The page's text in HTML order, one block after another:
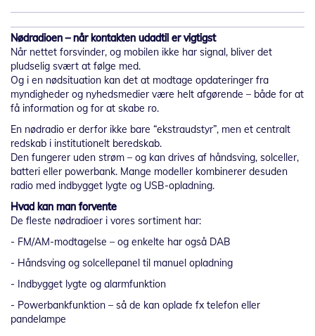
Nødradioen – når kontakten udadtil er vigtigst
Når nettet forsvinder, og mobilen ikke har signal, bliver det
pludselig svært at følge med.
Og i en nødsituation kan det at modtage opdateringer fra
myndigheder og nyhedsmedier være helt afgørende – både for at
få information og for at skabe ro.
En nødradio er derfor ikke bare “ekstraudstyr”, men et centralt
redskab i institutionelt beredskab.
Den fungerer uden strøm – og kan drives af håndsving, solceller,
batteri eller powerbank. Mange modeller kombinerer desuden
radio med indbygget lygte og USB-opladning.
Hvad kan man forvente
De fleste nødradioer i vores sortiment har:
- FM/AM-modtagelse – og enkelte har også DAB
- Håndsving og solcellepanel til manuel opladning
- Indbygget lygte og alarmfunktion
- Powerbankfunktion – så de kan oplade fx telefon eller
pandelampe